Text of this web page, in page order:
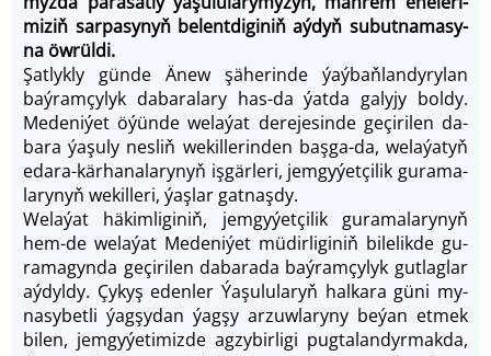
mi­ziň sar­pa­sy­nyň be­lent­di­gi­niň aý­dyň su­but­na­ma­sy­
na öw­rül­di.
Şat­lyk­ly gün­de Änew şä­he­rin­de ýaý­baň­lan­dy­ry­lan
baý­ram­çy­lyk daba­ra­la­ry has-da ýat­da ga­ly­jy bol­dy.
Me­de­ni­ýet öýün­de we­la­ýat derejesin­de ge­çi­ri­len da­
ba­ra ýa­şu­ly nes­liň we­kil­le­rin­den baş­ga-da, welaýa­tyň
eda­ra-kär­ha­na­la­ry­nyň iş­gär­le­ri, jem­gy­ýet­çi­lik gu­ra­ma­
la­ry­nyň wekil­le­ri, ýaş­lar gat­naş­dy.
We­la­ýat hä­kim­li­gi­niň, jem­gyýet­çi­lik gu­ra­ma­la­ry­nyň
hem-de welaýat Me­de­ni­ýet mü­dir­li­gi­niň bi­le­lik­de gu­
ra­ma­gyn­da ge­çi­ri­len dabara­da baý­ram­çy­lyk gut­lag­lar
aý­dyl­dy. Çy­kyş eden­ler Ýa­şu­lu­la­ryň hal­ka­ra gü­ni my­
na­sy­bet­li ýag­şy­dan ýag­şy ar­zuw­la­ry­ny be­ýan et­mek
bilen, jem­gy­ýe­ti­miz­de ag­zy­bir­li­gi pug­ta­lan­dyr­mak­da,